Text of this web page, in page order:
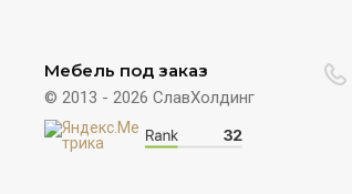
Мебель под заказ
© 2013 - 2026 СлавХолдинг